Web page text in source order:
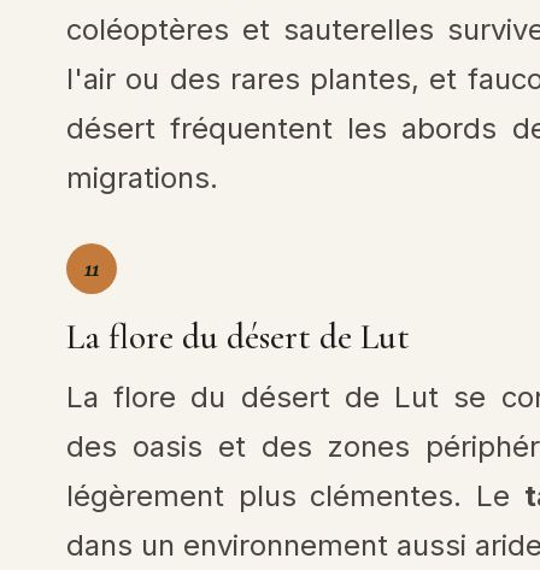
coléoptères et sauterelles
l'air ou des rares plantes, et
désert fréquentent les abords
migrations.
11
La flore du désert de Lut
La flore du désert de Lut se
des oasis et des zones
légèrement plus clémentes. Le
dans un environnement aussi